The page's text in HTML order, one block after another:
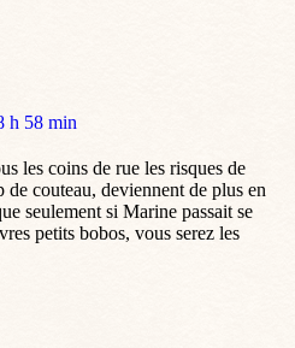
h 58 min
les coins de rue les risques de
couteau, deviennent de plus en
seulement si Marine passait se
petits bobos, vous serez les